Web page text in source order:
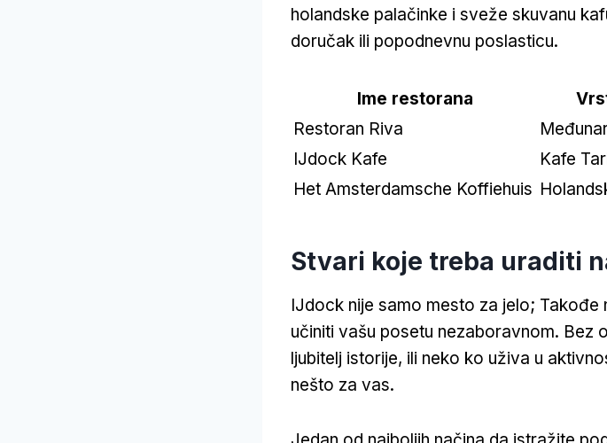
holandske palačinke i sveže skuvanu
doručak ili popodnevnu poslasticu.
Ime restorana
Restoran Riva
IJdock Kafe
Kafe
Het Amsterdamsche Koffiehuis
Stvari koje treba uraditi
IJdock nije samo mesto za jelo;
učiniti vašu posetu nezaboravnom. Bez
ljubitelj istorije, ili neko ko uživa u
nešto za vas.